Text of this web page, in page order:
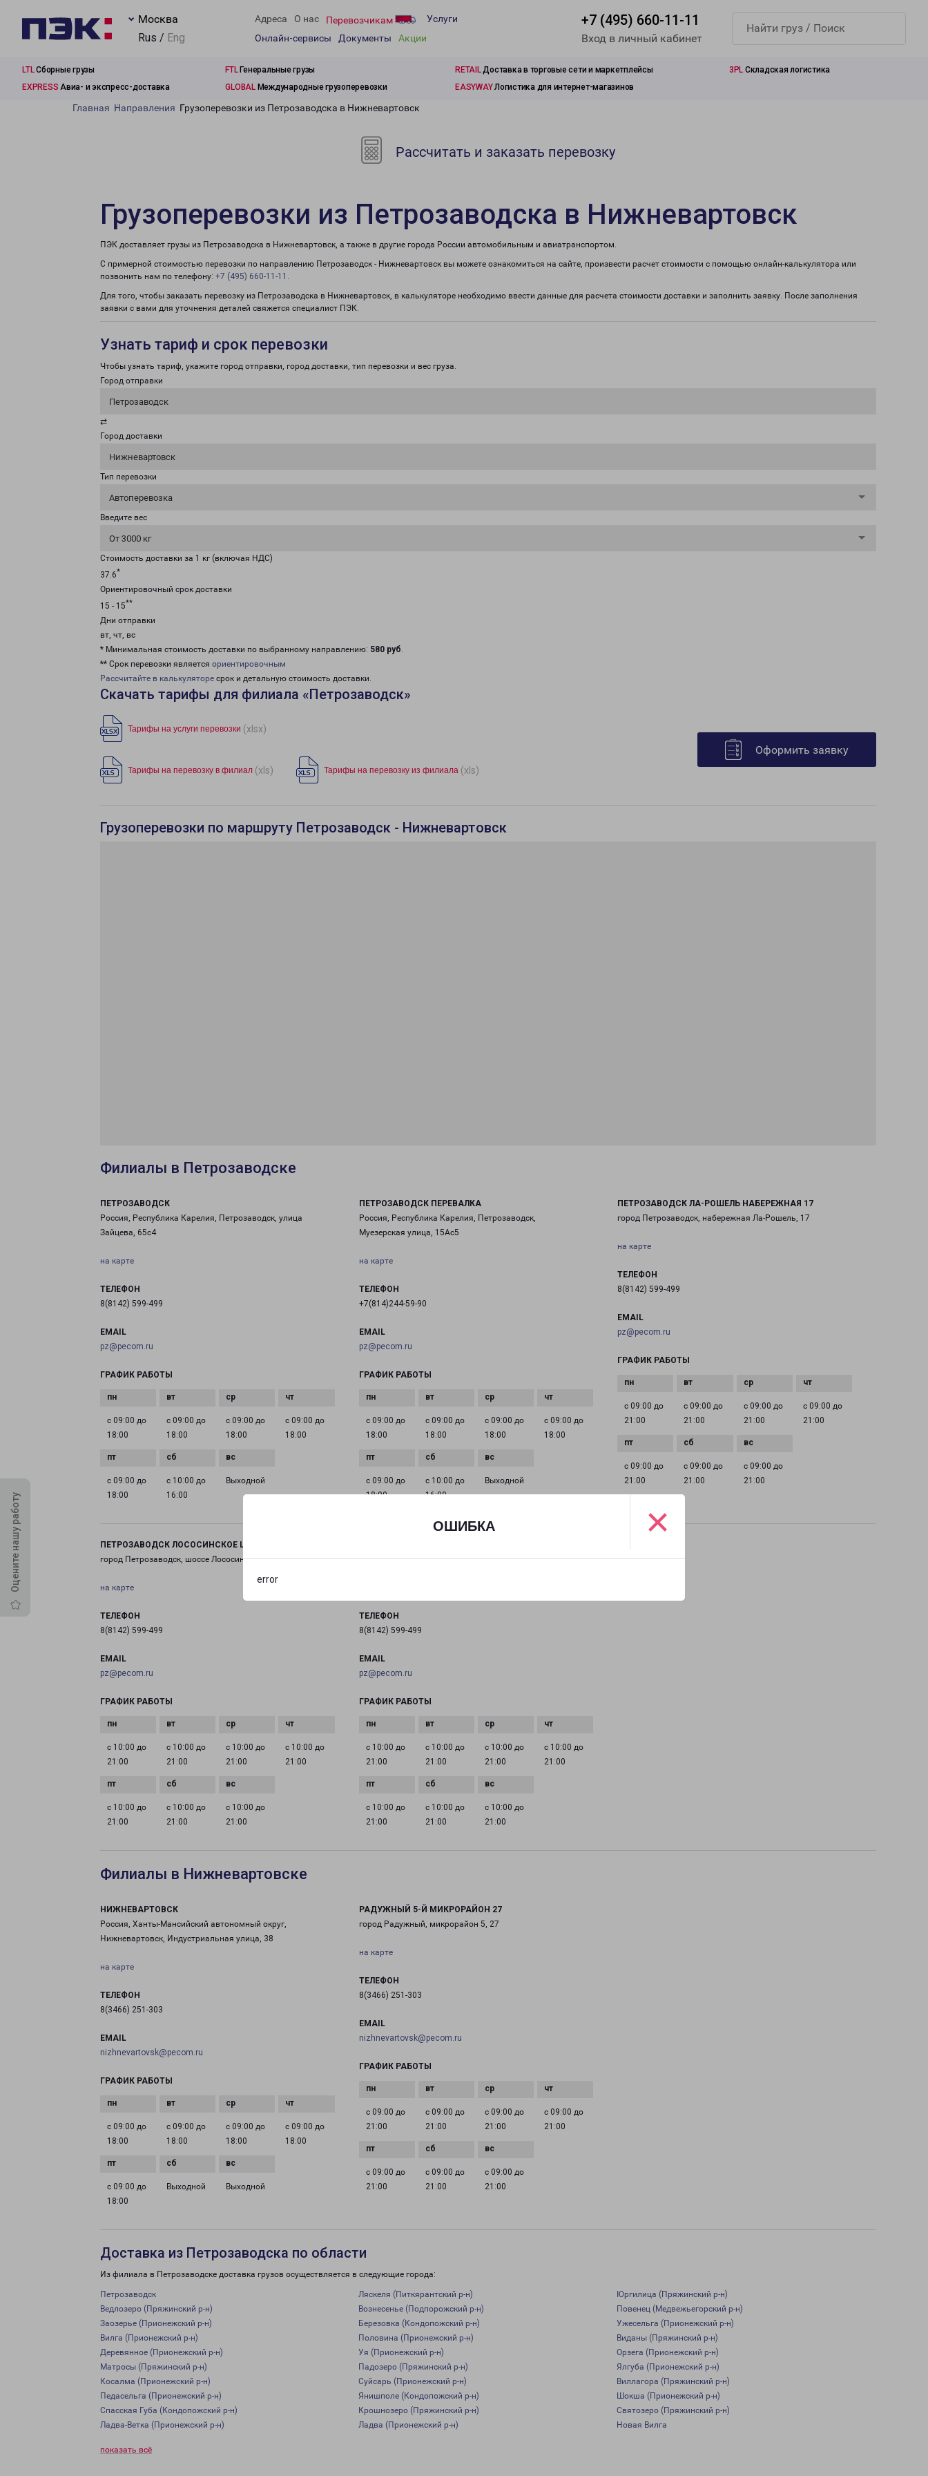
ОШИБКА
error
×
Москва
Rus / Eng
Адреса О нас Перевозчикам
Услуги
Онлайн-сервисы
Документы Акции
+7 (495) 660-11-11
Вход в личный кабинет
LTLСборные грузы FTLГенеральные грузы RETAILДоставка в торговые сети и маркетплейсы 3PL Складская логистика
EXPRESS Авиа- и экспресс-доставка GLOBALМеждународные грузоперевозки EASYWAYЛогистика для интернет-магазинов
Оцените нашу работу
Главная Направления Грузоперевозки из Петрозаводска в Нижневартовск
Рассчитать и заказать перевозку
Грузоперевозки из Петрозаводска в Нижневартовск
ПЭК доставляет грузы из Петрозаводска в Нижневартовск, а также в другие города России автомобильным и авиатранспортом.
С примерной стоимостью перевозки по направлению Петрозаводск - Нижневартовск вы можете ознакомиться на сайте, произвести расчет стоимости с помощью онлайн-калькулятора или
позвонить нам по телефону: +7 (495) 660-11-11 .
Для того, чтобы заказать перевозку из Петрозаводска в Нижневартовск, в калькуляторе необходимо ввести данные для расчета стоимости доставки и заполнить заявку. После заполнения
заявки с вами для уточнения деталей свяжется специалист ПЭК.
Узнать тариф и срок перевозки
Чтобы узнать тариф, укажите город отправки, город доставки, тип перевозки и вес груза.
Город отправки
Петрозаводск
⇄
Город доставки
Нижневартовск
Тип перевозки
Автоперевозка
Введите вес
От 3000 кг
Стоимость доставки за 1 кг (включая НДС)
37.6*
Ориентировочный срок доставки
15 - 15**
Дни отправки
вт, чт, вс
* Минимальная стоимость доставки по выбранному направлению: 580 руб.
** Срок перевозки является ориентировочным
Рассчитайте в калькуляторе срок и детальную стоимость доставки.
Скачать тарифы для филиала «Петрозаводск»
Тарифы на услуги перевозки (xlsx)
Тарифы на перевозку в филиал (xls) Тарифы на перевозку из филиала (xls)
Оформить заявку
Грузоперевозки по маршруту Петрозаводск - Нижневартовск
Филиалы в Петрозаводске
ПЕТРОЗАВОДСК
Россия, Республика Карелия, Петрозаводск, улица
Зайцева, 65с4
на карте
ТЕЛЕФОН
8(8142) 599-499
EMAIL
pz@pecom.ru
ГРАФИК РАБОТЫ
с 09:00 до
18:00
с 09:00 до
18:00
с 09:00 до
18:00
с 09:00 до
18:00
с 09:00 до
18:00
с 10:00 до
16:00
Выходной
ПЕТРОЗАВОДСК ПЕРЕВАЛКА
Россия, Республика Карелия, Петрозаводск,
Муезерская улица, 15Ас5
на карте
ТЕЛЕФОН
+7(814)244-59-90
EMAIL
pz@pecom.ru
ГРАФИК РАБОТЫ
с 09:00 до
18:00
с 09:00 до
18:00
с 09:00 до
18:00
с 09:00 до
18:00
с 09:00 до
18:00
с 10:00 до
16:00
Выходной
ПЕТРОЗАВОДСК ЛА-РОШЕЛЬ НАБЕРЕЖНАЯ 17
город Петрозаводск, набережная Ла-Рошель, 17
на карте
ТЕЛЕФОН
8(8142) 599-499
EMAIL
pz@pecom.ru
ГРАФИК РАБОТЫ
с 09:00 до
21:00
с 09:00 до
21:00
с 09:00 до
21:00
с 09:00 до
21:00
с 09:00 до
21:00
с 09:00 до
21:00
с 09:00 до
21:00
ПЕТРОЗАВОДСК ЛОСОСИНСКОЕ ШОССЕ 26
город Петрозаводск, шоссе Лососинское, 26
на карте
ТЕЛЕФОН
8(8142) 599-499
EMAIL
pz@pecom.ru
ГРАФИК РАБОТЫ
с 10:00 до
21:00
с 10:00 до
21:00
с 10:00 до
21:00
с 10:00 до
21:00
с 10:00 до
21:00
с 10:00 до
21:00
с 10:00 до
21:00
город Петрозаводск, улица Анохина, 41
ТЕЛЕФОН
8(8142) 599-499
EMAIL
pz@pecom.ru
ГРАФИК РАБОТЫ
с 10:00 до
21:00
с 10:00 до
21:00
с 10:00 до
21:00
с 10:00 до
21:00
с 10:00 до
21:00
с 10:00 до
21:00
с 10:00 до
21:00
Филиалы в Нижневартовске
НИЖНЕВАРТОВСК
Россия, Ханты-Мансийский автономный округ,
Нижневартовск, Индустриальная улица, 38
на карте
ТЕЛЕФОН
8(3466) 251-303
EMAIL
nizhnevartovsk@pecom.ru
ГРАФИК РАБОТЫ
с 09:00 до
18:00
с 09:00 до
18:00
с 09:00 до
18:00
с 09:00 до
18:00
с 09:00 до
18:00
Выходной Выходной
РАДУЖНЫЙ 5-Й МИКРОРАЙОН 27
город Радужный, микрорайон 5, 27
на карте
ТЕЛЕФОН
8(3466) 251-303
EMAIL
nizhnevartovsk@pecom.ru
ГРАФИК РАБОТЫ
с 09:00 до
21:00
с 09:00 до
21:00
с 09:00 до
21:00
с 09:00 до
21:00
с 09:00 до
21:00
с 09:00 до
21:00
с 09:00 до
21:00
Доставка из Петрозаводска по области
Из филиала в Петрозаводске доставка грузов осуществляется в следующие города:
Петрозаводск Ляскеля (Питкярантский р-н)
Юргилица (Пряжинский р-н)
Ведлозеро (Пряжинский р-н)
Вознесенье (Подпорожский р-н)
Повенец (Медвежьегорский р-н)
Заозерье (Прионежский р-н)
Березовка (Кондопожский р-н)
Ужесельга (Прионежский р-н)
Вилга (Прионежский р-н)
Половина (Прионежский р-н)
Виданы (Пряжинский р-н)
Деревянное (Прионежский р-н)
Уя (Прионежский р-н)
Орзега (Прионежский р-н)
Матросы (Пряжинский р-н)
Падозеро (Пряжинский р-н)
Ялгуба (Прионежский р-н)
Косалма (Прионежский р-н)
Суйсарь (Прионежский р-н)
Виллагора (Пряжинский р-н)
Педасельга (Прионежский р-н)
Янишполе (Кондопожский р-н)
Шокша (Прионежский р-н)
Спасская Губа (Кондопожский р-н)
Крошнозеро (Пряжинский р-н)
Святозеро (Пряжинский р-н)
Ладва-Ветка (Прионежский р-н)
Ладва (Прионежский р-н) Новая Вилга
показать всё